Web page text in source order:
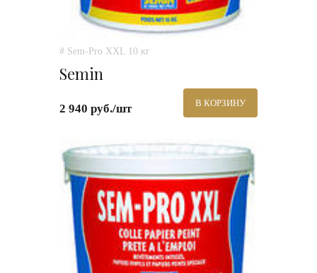
# Sem-Pro XXL 10 кг
Semin
2 940 руб./шт В КОРЗИНУ